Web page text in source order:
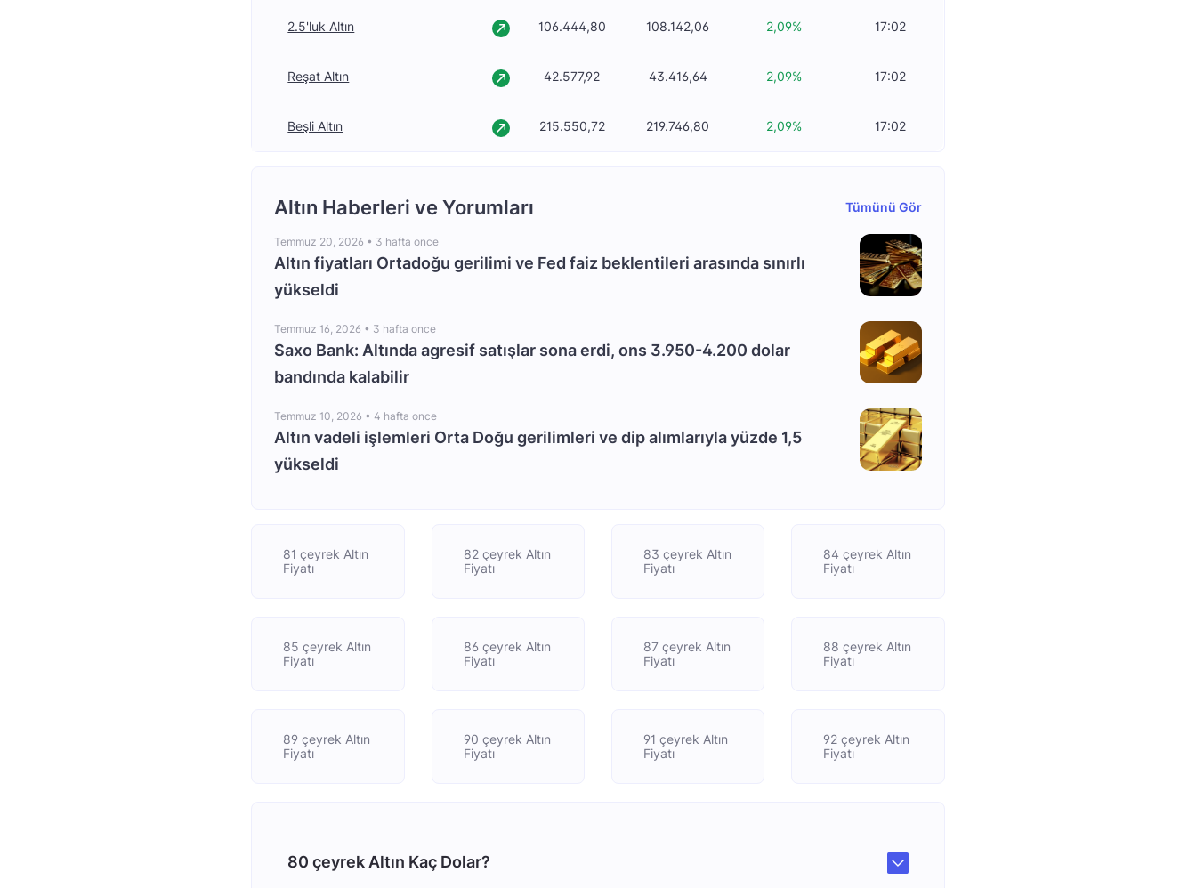
2.5'luk Altın 106.444,80 108.142,06 2,09% 17:02
Reşat Altın 42.577,92 43.416,64 2,09% 17:02
Beşli Altın 215.550,72 219.746,80 2,09% 17:02
Altın Haberleri ve Yorumları Tümünü Gör
Temmuz 20, 2026 • 3 hafta once
Altın fiyatları Ortadoğu gerilimi ve Fed faiz beklentileri arasında sınırlı
yükseldi
Temmuz 16, 2026 • 3 hafta once
Saxo Bank: Altında agresif satışlar sona erdi, ons 3.950-4.200 dolar
bandında kalabilir
Temmuz 10, 2026 •4 hafta once
Altın vadeli işlemleri Orta Doğu gerilimleri ve dip alımlarıyla yüzde 1,5
yükseldi
81 çeyrek Altın
Fiyatı
82 çeyrek Altın
Fiyatı
83 çeyrek Altın
Fiyatı
84 çeyrek Altın
Fiyatı
85 çeyrek Altın
Fiyatı
86 çeyrek Altın
Fiyatı
87 çeyrek Altın
Fiyatı
88 çeyrek Altın
Fiyatı
89 çeyrek Altın
Fiyatı
90 çeyrek Altın
Fiyatı
91 çeyrek Altın
Fiyatı
92 çeyrek Altın
Fiyatı
80 çeyrek Altın Kaç Dolar?